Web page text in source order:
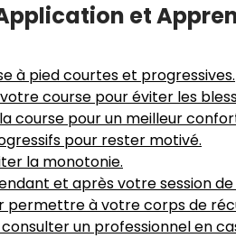
et
à pied courtes et progressives.
course pour éviter les
course pour un meilleur
pour rester motivé.
la monotonie.
et après votre session de
permettre à votre corps de
un professionnel en